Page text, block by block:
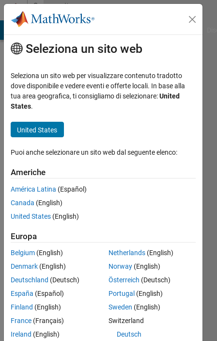
Vai al contenutoCommunity
Profile
Frank
van
Diggelen
Google
seen:
oltre 2
anni fa
dal 2017
Followers:
Messaggio
Seleziona un sito web
Seleziona un sito web per visualizzare contenuto tradotto
dove disponibile e vedere eventi e offerte locali. In base alla
tua area geografica, ti consigliamo di selezionare:United
States.
United States
Puoi anche selezionare un sito web dal seguente elenco:
Americhe
América Latina (Español)
Canada (English)
United States (English)
Europa
Belgium (English)
Denmark (English)
Deutschland (Deutsch)
España (Español)
Finland (English)
France (Français)
Ireland (English)
Netherlands(English)
Norway(English)
Österreich (Deutsch)
Portugal (English)
Sweden (English)
Switzerland
Deutsch